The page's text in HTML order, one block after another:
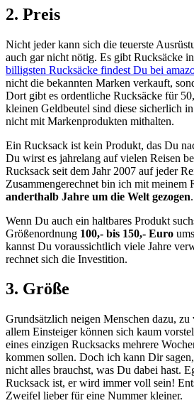
2. Preis
Nicht jeder kann sich die teuerste
auch gar nicht nötig. Es gibt Rucksäcke
billigsten Rucksäcke findest Du bei
nicht die bekannten Marken verkauft,
Dort gibt es ordentliche Rucksäcke für
kleinen Geldbeutel sind diese sicherlich
nicht mit Markenprodukten mithalten.
Ein Rucksack ist kein Produkt, das Du
Du wirst es jahrelang auf vielen Reisen
Rucksack seit dem Jahr 2007 auf jeder
Zusammengerechnet bin ich mit meinem
anderthalb Jahre um die Welt gezogen.
Wenn Du auch ein haltbares Produkt
Größenordnung 100,- bis 150,- Euro
kannst Du voraussichtlich viele Jahre
rechnet sich die Investition.
3. Größe
Grundsätzlich neigen Menschen dazu,
allem Einsteiger können sich kaum
eines einzigen Rucksacks mehrere
kommen sollen. Doch ich kann Dir
nicht alles brauchst, was Du dabei hast.
Rucksack ist, er wird immer voll sein!
Zweifel lieber für eine Nummer kleiner.